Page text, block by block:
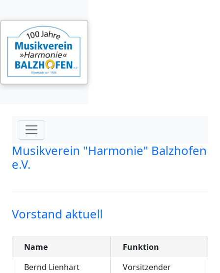
Musikverein "Harmonie" Balzhofen
e.V.
Vorstand aktuell
Name
Funktion
Bernd Lienhart
Vorsitzender